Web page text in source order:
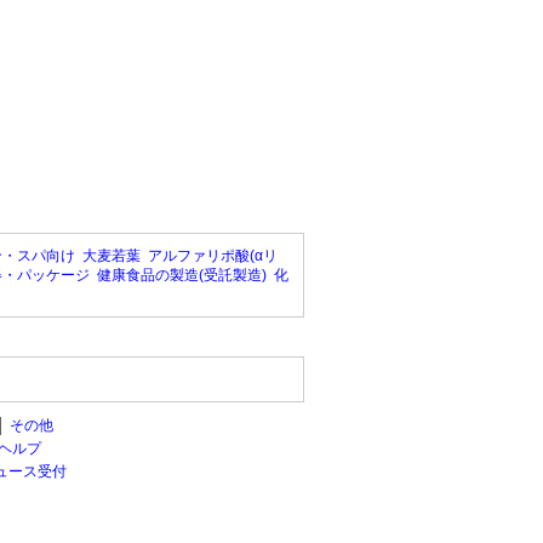
スパ向け 大麦若葉 アルファリポ酸(αリ
パッケージ 健康食品の製造(受託製造) 化
その他
ルプ
ース受付